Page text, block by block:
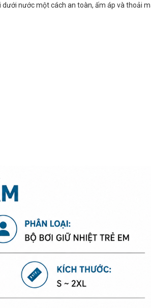
nước một cách an toàn, ấm áp và thoải